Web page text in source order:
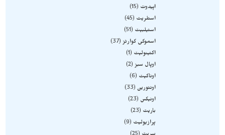
اپیدوت
15
استلریت
45
استیلبیت
51
اسموکی کوارتز 37
اکتینولیت
1
اوپال سبز 2
اوناکیت
6
اونتورین 33
اونیکس
23
باریت
23
پرازیولیت
9